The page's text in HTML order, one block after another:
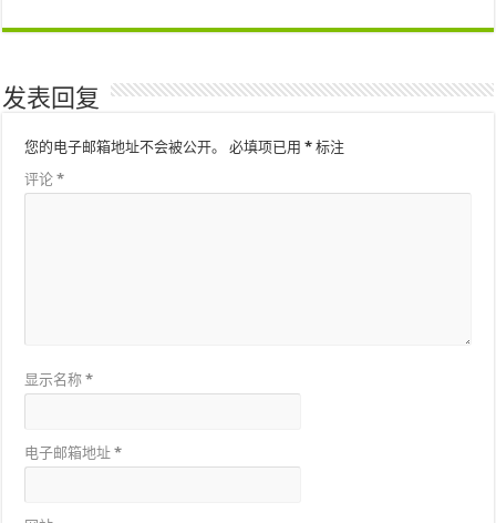
发表回复
您的电子邮箱地址不会被公开。 必填项已用* 标注
评论*
显示名称*
电子邮箱地址*